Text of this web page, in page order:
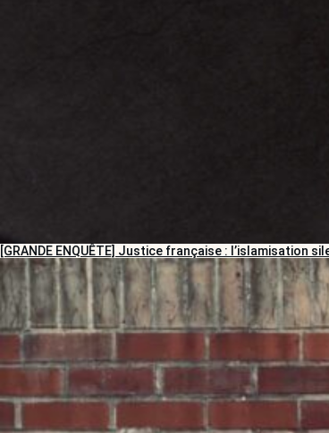
[GRANDE ENQUÊTE] Justice française : l’islamisation